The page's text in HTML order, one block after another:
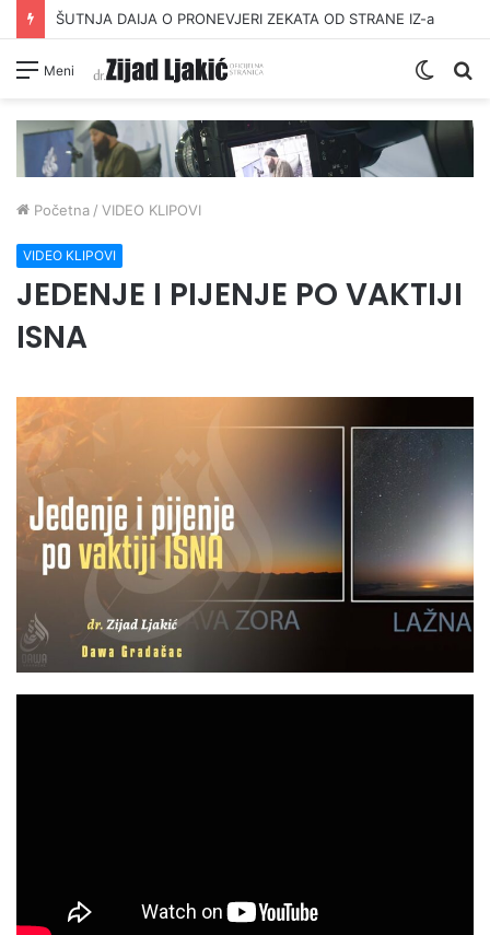
ŠUTNJA DAIJA O PRONEVJERI ZEKATA OD STRANE IZ-a
Meni
Switch
Početna / VIDEO KLIPOVI
VIDEO KLIPOVI
JEDENJE I PIJENJE PO VAKTIJI
ISNA